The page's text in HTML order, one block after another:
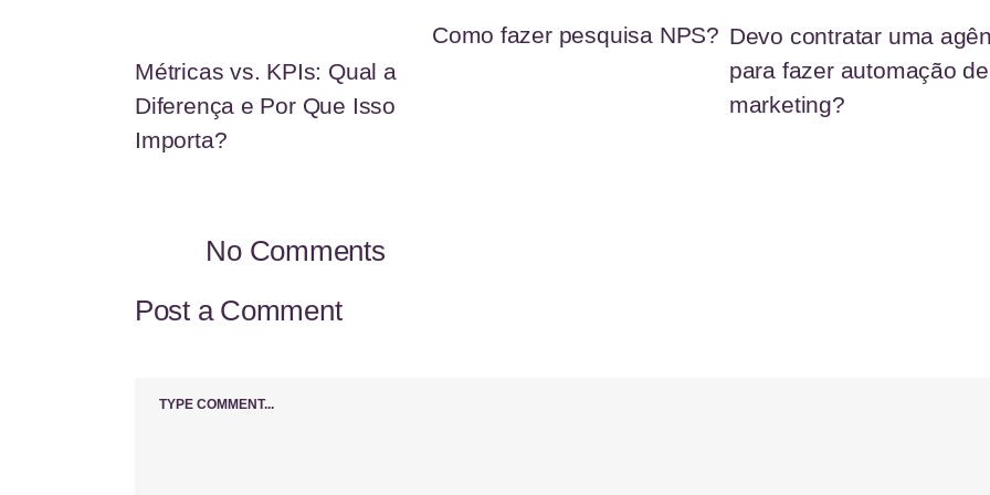
Métricas vs. KPIs: Qual a
Diferença e Por Que Isso
Importa?
Como fazer pesquisa NPS? Devo contratar uma
para fazer automação de
marketing?
No Comments
Post a Comment